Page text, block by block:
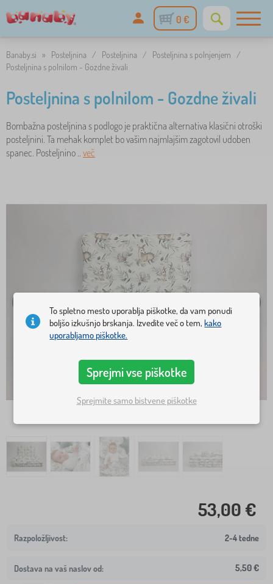
0 €
Banaby.si » Posteljnina / Posteljnina / Posteljnina s polnjenjem
/
Posteljnina s polnilom - Gozdne živali
Posteljnina s polnilom - Gozdne živali
Bombažna posteljnina s podlogo je praktična alternativa klasični otroški
posteljnini. Ta mehak komplet bo vašim najmlajšim zagotovil udoben
spanec. Posteljnino .. več
53,00 €
2-4 tedne
Dostava na vaš naslov od: 5,50 €
To spletno mesto uporablja piškotke, da vam ponudi
boljšo izkušnjo brskanja. Izvedite več o tem,kako
uporabljamo piškotke.
Sprejmi vse piškotke
Sprejmite samo bistvene piškotke